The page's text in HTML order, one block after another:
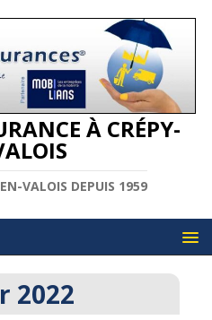
À CRÉPY-
VALOIS DEPUIS 1959
2022